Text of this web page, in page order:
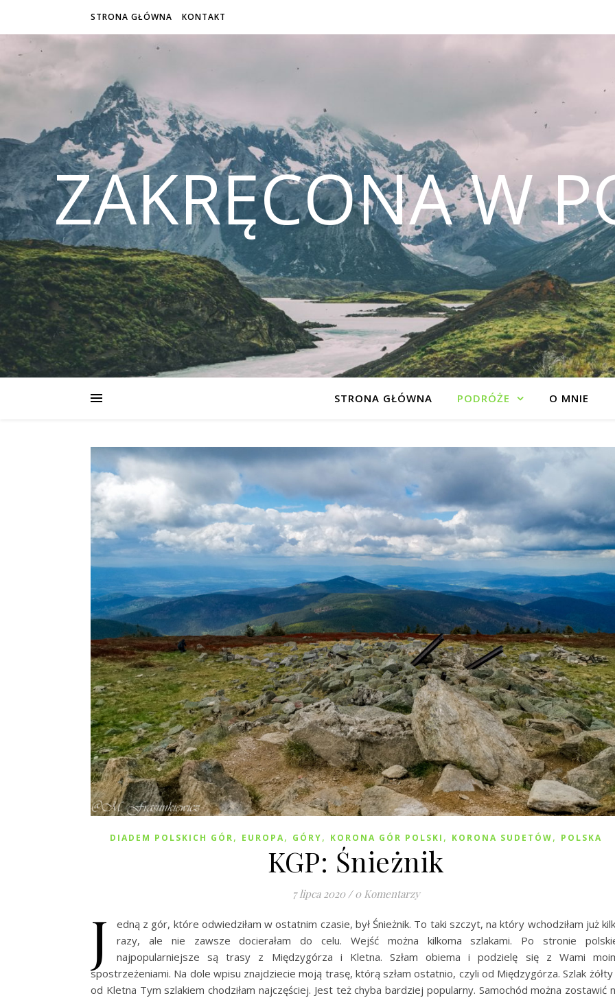
STRONA GŁÓWNA KONTAKT
ZAKRĘCONA W
STRONA GŁÓWNA PODRÓŻE O MNIE
DIADEM POLSKICH GÓR, EUROPA, GÓRY, KORONA GÓR POLSKI , KORONA SUDETÓW, POLSKA
KGP: Śnieżnik
7 lipca 2020 / 0 Komentarzy
J
edną z gór, które odwiedziłam w ostatnim czasie, był Śnieżnik. To taki szczyt, na który wchodziłam już
razy, ale nie zawsze docierałam do celu. Wejść można kilkoma szlakami. Po stronie
najpopularniejsze są trasy z Międzygórza i Kletna. Szłam obiema i podzielę się z Wami
spostrzeżeniami. Na dole wpisu znajdziecie moją trasę, którą szłam ostatnio, czyli od Międzygórza. Szlak żółty
od Kletna Tym szlakiem chodziłam najczęściej. Jest też chyba bardziej popularny. Samochód można zostawić